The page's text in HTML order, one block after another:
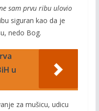
prvu ribu ulovio
siguran kao da je
nedo Bog.
u
za mušicu, udicu